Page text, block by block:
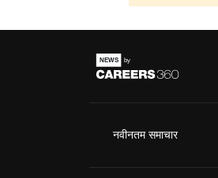
नवीनतम समाचार